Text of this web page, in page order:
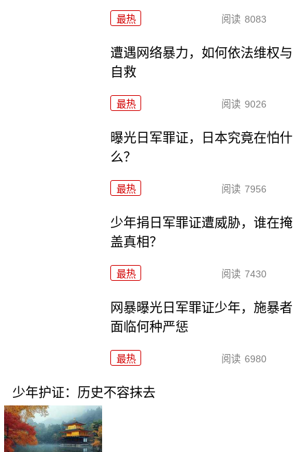
最热 阅读 8083
遭遇网络暴力，如何依法维权与
自救
最热 阅读 9026
曝光日军罪证，日本究竟在怕什
么？
最热 阅读 7956
少年捐日军罪证遭威胁，谁在掩
盖真相？
最热 阅读 7430
网暴曝光日军罪证少年，施暴者
面临何种严惩
最热 阅读 6980
少年护证：历史不容抹去